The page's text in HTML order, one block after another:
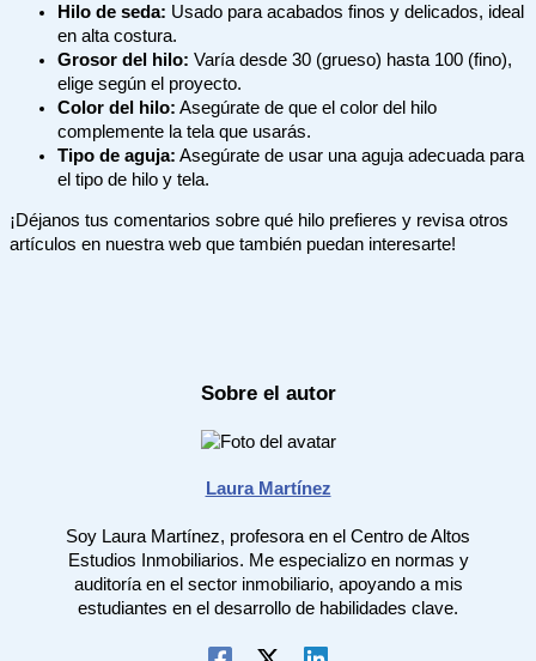
Hilo de seda: Usado para acabados finos y delicados, ideal
en alta costura.
Grosor del hilo: Varía desde 30 (grueso) hasta 100 (fino),
elige según el proyecto.
Color del hilo: Asegúrate de que el color del hilo
complemente la tela que usarás.
Tipo de aguja: Asegúrate de usar una aguja adecuada para
el tipo de hilo y tela.
¡Déjanos tus comentarios sobre qué hilo prefieres y revisa otros
artículos en nuestra web que también puedan interesarte!
Sobre el autor
Laura Martínez
Soy Laura Martínez, profesora en el Centro de Altos
Estudios Inmobiliarios. Me especializo en normas y
auditoría en el sector inmobiliario, apoyando a mis
estudiantes en el desarrollo de habilidades clave.